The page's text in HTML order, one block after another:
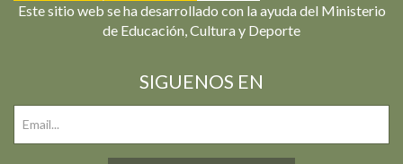
Este sitio web se ha desarrollado con la ayuda del Ministerio
de Educación, Cultura y Deporte
SIGUENOS EN